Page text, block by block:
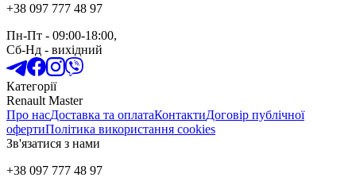
+38 097 777 48 97
Пн-Пт - 09:00-18:00,
Сб-Нд - вихідний
Категорії
Renault Master
Про насДоставка та оплатаКонтактиДоговір публічної
офертиПолітика використання cookies
Зв'язатися з нами
+38 097 777 48 97